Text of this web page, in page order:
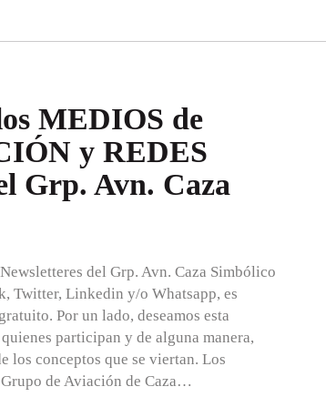
MEDIOS de
y REDES
Grp. Avn. Caza
del Grp. Avn. Caza Simbólico
Twitter, Linkedin y/o Whatsapp, es
Por un lado, deseamos esta
participan y de alguna manera,
los conceptos que se viertan. Los
de Aviación de Caza…